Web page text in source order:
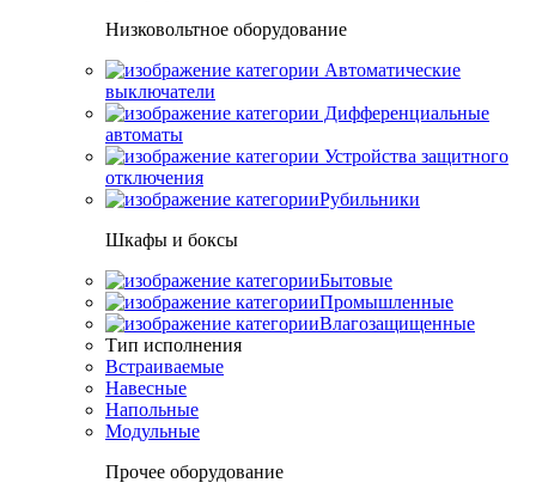
Низковольтное оборудование
Автоматические
выключатели
Дифференциальные
автоматы
Устройства защитного
отключения
Рубильники
Шкафы и боксы
Бытовые
Промышленные
Влагозащищенные
Тип исполнения
Встраиваемые
Навесные
Напольные
Модульные
Прочее оборудование